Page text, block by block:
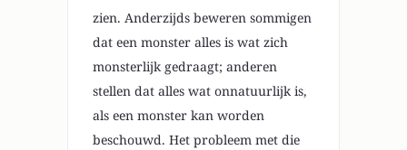
zien. Anderzijds beweren sommigen
dat een monster alles is wat zich
monsterlijk gedraagt; anderen
stellen dat alles wat onnatuurlijk is,
als een monster kan worden
beschouwd. Het probleem met die